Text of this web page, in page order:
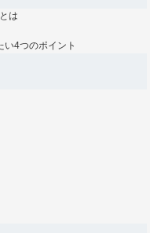
は
い4つのポイント